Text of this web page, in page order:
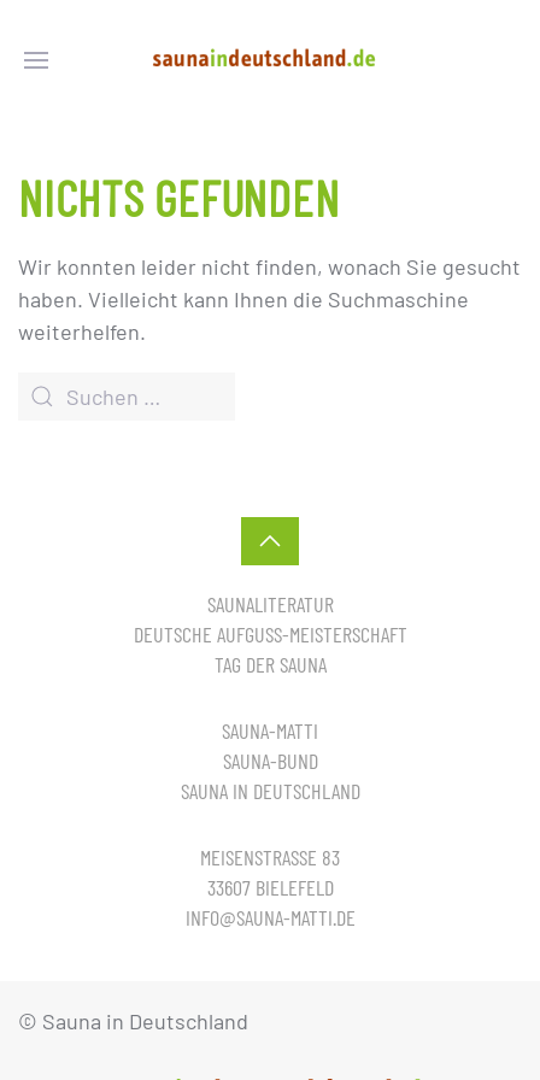
NICHTS GEFUNDEN
Wir konnten leider nicht finden, wonach Sie gesucht
haben. Vielleicht kann Ihnen die Suchmaschine
weiterhelfen.
SAUNALITERATUR
DEUTSCHE AUFGUSS-MEISTERSCHAFT
TAG DER SAUNA
SAUNA-MATTI
SAUNA-BUND
SAUNA IN DEUTSCHLAND
MEISENSTRASSE 83
33607 BIELEFELD
INFO@SAUNA-MATTI.DE
© Sauna in Deutschland